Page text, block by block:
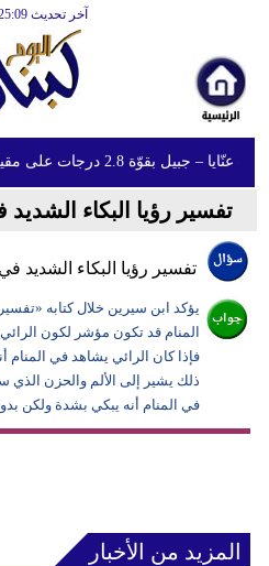
آخر تحديث GMT10:25:09
بقوّة 2.8 درجات على مقياس ريختر
تفسير رؤيا البكاء
تفسير رؤيا البكاء الشديد
يؤكد ابن سيرين خلال كتابه
المنام قد تكون مؤشر لكون
فإذا كان الرائي يشاهد في
ذلك يشير إلى الألم والحزن
في المنام أنه يبكي بشدة ولكن
المزيد من الأخبار